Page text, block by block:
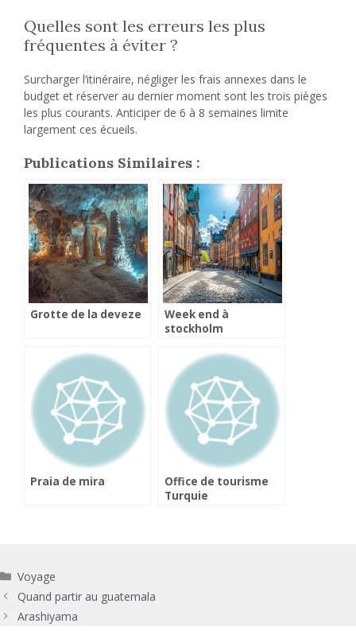
Quelles sont les erreurs les plus
fréquentes à éviter ?
Surcharger l’itinéraire, négliger les frais annexes dans le
budget et réserver au dernier moment sont les trois pièges
les plus courants. Anticiper de 6 à 8 semaines limite
largement ces écueils.
Publications Similaires :
Grotte de la deveze
Week end à
stockholm
Praia de mira
Office de tourisme
Turquie
Catégories
Voyage
Quand partir au guatemala
Arashiyama